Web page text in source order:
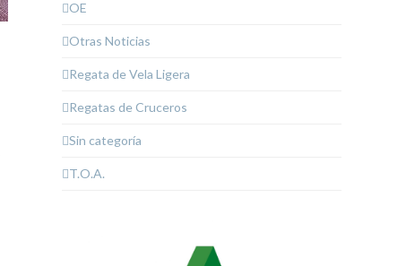
OE
Otras Noticias
Regata de Vela Ligera
Regatas de Cruceros
Sin categoría
T.O.A.